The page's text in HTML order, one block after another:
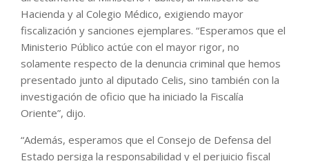
Hacienda y al Colegio Médico, exigiendo mayor
fiscalización y sanciones ejemplares. “Esperamos que el
Ministerio Público actúe con el mayor rigor, no
solamente respecto de la denuncia criminal que hemos
presentado junto al diputado Celis, sino también con la
investigación de oficio que ha iniciado la Fiscalía
Oriente”, dijo.
“Además, esperamos que el Consejo de Defensa del
Estado persiga la responsabilidad y el perjuicio fiscal